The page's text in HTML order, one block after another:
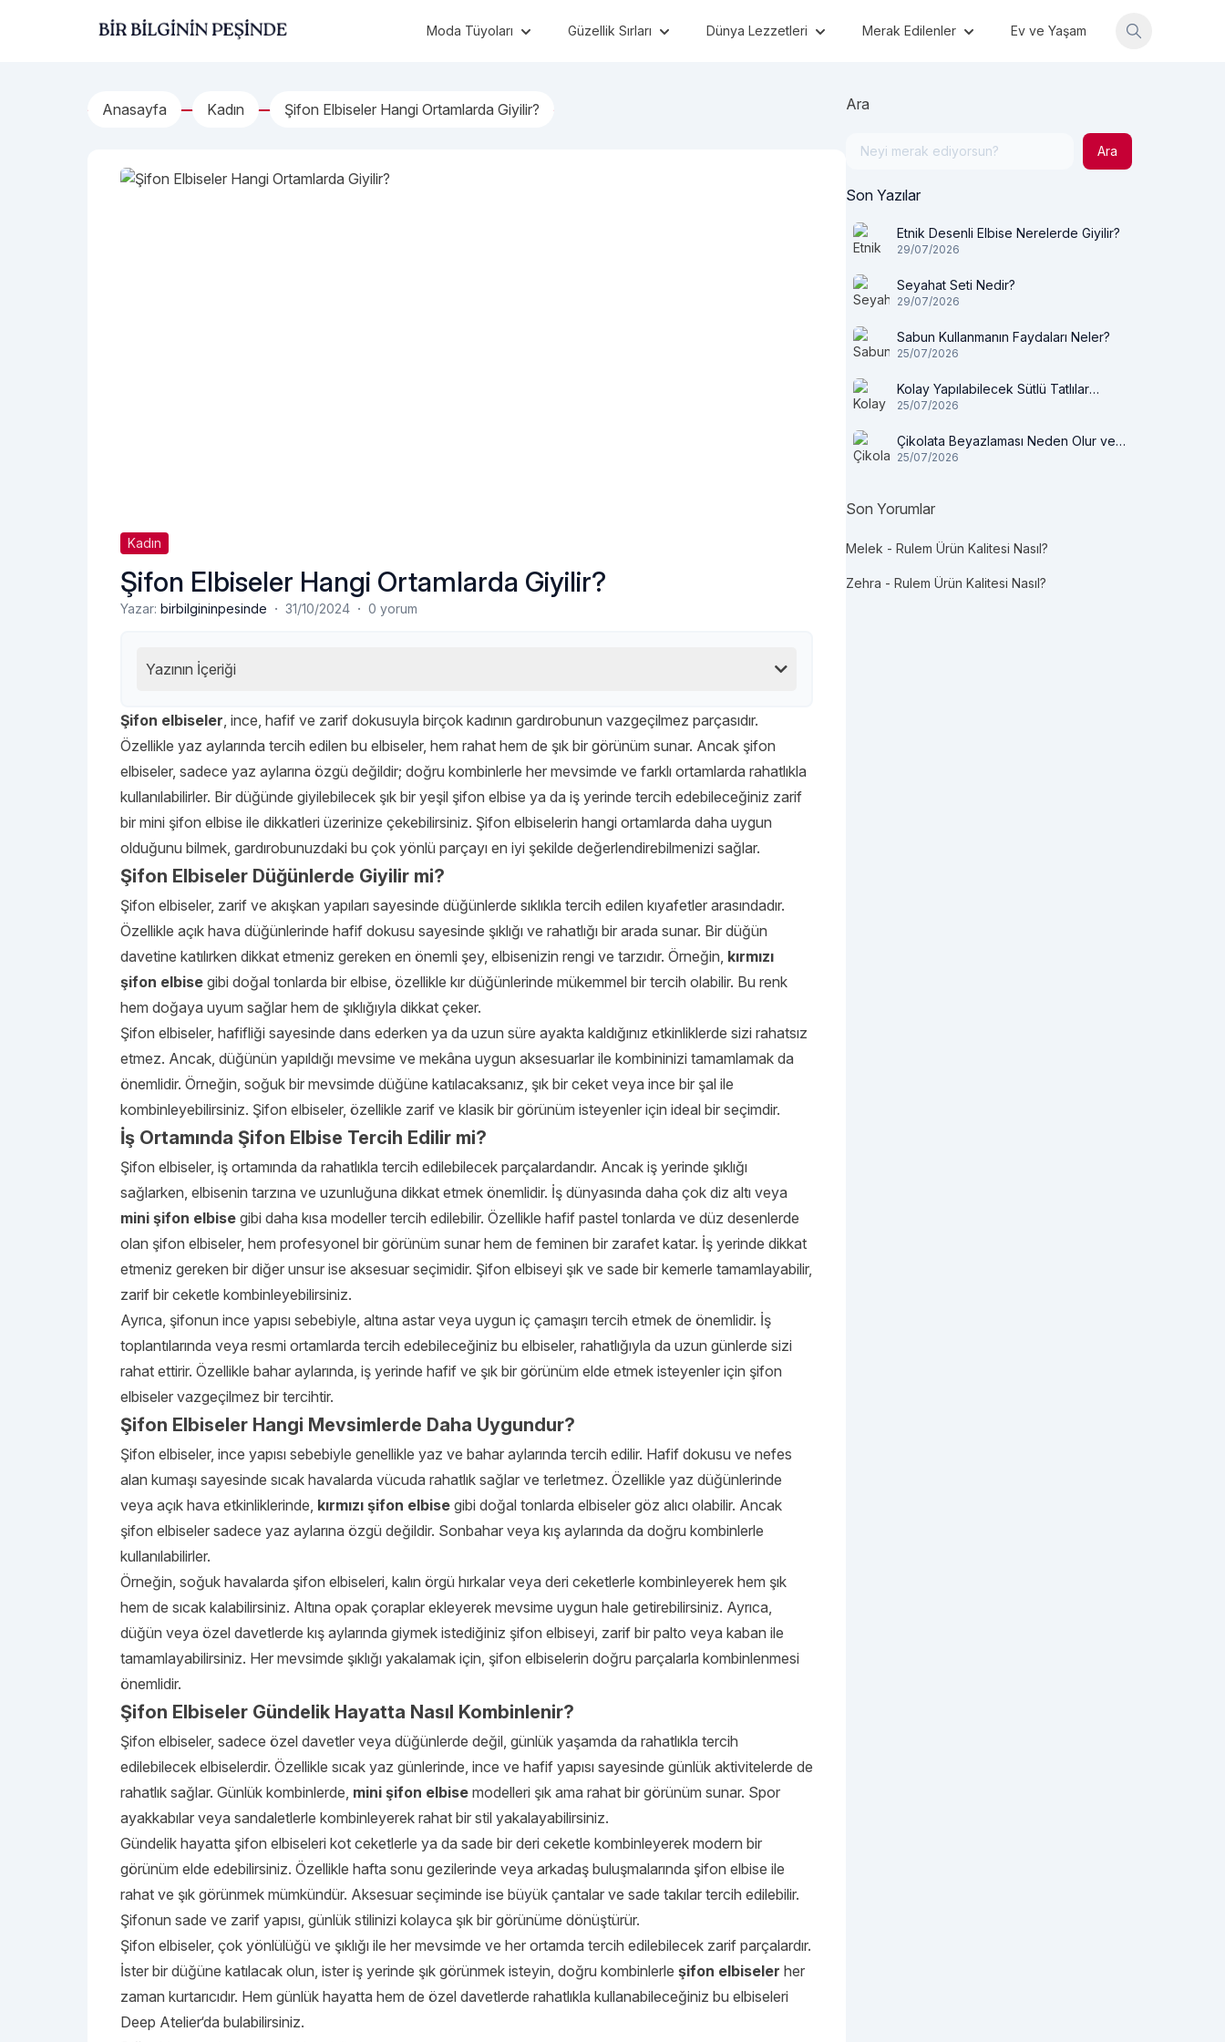
Bir Bilginin Peşinde! Moda Tüyoları Güzellik Sırları Dünya Lezzetleri Merak Edilenler Ev ve Yaşam
Anasayfa Kadın Şifon Elbiseler Hangi Ortamlarda Giyilir?
Kadın
Şifon Elbiseler Hangi Ortamlarda Giyilir?
Yazar: birbilgininpesinde · 31/10/2024 · 0 yorum
Yazının İçeriği
Şifon elbiseler, ince, hafif ve zarif dokusuyla birçok kadının gardırobunun vazgeçilmez parçasıdır.
Özellikle yaz aylarında tercih edilen bu elbiseler, hem rahat hem de şık bir görünüm sunar. Ancak şifon
elbiseler, sadece yaz aylarına özgü değildir; doğru kombinlerle her mevsimde ve farklı ortamlarda rahatlıkla
kullanılabilirler. Bir düğünde giyilebilecek şık bir yeşil şifon elbise ya da iş yerinde tercih edebileceğiniz zarif
bir mini şifon elbise ile dikkatleri üzerinize çekebilirsiniz. Şifon elbiselerin hangi ortamlarda daha uygun
olduğunu bilmek, gardırobunuzdaki bu çok yönlü parçayı en iyi şekilde değerlendirebilmenizi sağlar.
Şifon Elbiseler Düğünlerde Giyilir mi?
Şifon elbiseler, zarif ve akışkan yapıları sayesinde düğünlerde sıklıkla tercih edilen kıyafetler arasındadır.
Özellikle açık hava düğünlerinde hafif dokusu sayesinde şıklığı ve rahatlığı bir arada sunar. Bir düğün
davetine katılırken dikkat etmeniz gereken en önemli şey, elbisenizin rengi ve tarzıdır. Örneğin, kırmızı
şifon elbise gibi doğal tonlarda bir elbise, özellikle kır düğünlerinde mükemmel bir tercih olabilir. Bu renk
hem doğaya uyum sağlar hem de şıklığıyla dikkat çeker.
Şifon elbiseler, hafifliği sayesinde dans ederken ya da uzun süre ayakta kaldığınız etkinliklerde sizi rahatsız
etmez. Ancak, düğünün yapıldığı mevsime ve mekâna uygun aksesuarlar ile kombininizi tamamlamak da
önemlidir. Örneğin, soğuk bir mevsimde düğüne katılacaksanız, şık bir ceket veya ince bir şal ile
kombinleyebilirsiniz. Şifon elbiseler, özellikle zarif ve klasik bir görünüm isteyenler için ideal bir seçimdir.
İş Ortamında Şifon Elbise Tercih Edilir mi?
Şifon elbiseler, iş ortamında da rahatlıkla tercih edilebilecek parçalardandır. Ancak iş yerinde şıklığı
sağlarken, elbisenin tarzına ve uzunluğuna dikkat etmek önemlidir. İş dünyasında daha çok diz altı veya
mini şifon elbise gibi daha kısa modeller tercih edilebilir. Özellikle hafif pastel tonlarda ve düz desenlerde
olan şifon elbiseler, hem profesyonel bir görünüm sunar hem de feminen bir zarafet katar. İş yerinde dikkat
etmeniz gereken bir diğer unsur ise aksesuar seçimidir. Şifon elbiseyi şık ve sade bir kemerle tamamlayabilir,
zarif bir ceketle kombinleyebilirsiniz.
Ayrıca, şifonun ince yapısı sebebiyle, altına astar veya uygun iç çamaşırı tercih etmek de önemlidir. İş
toplantılarında veya resmi ortamlarda tercih edebileceğiniz bu elbiseler, rahatlığıyla da uzun günlerde sizi
rahat ettirir. Özellikle bahar aylarında, iş yerinde hafif ve şık bir görünüm elde etmek isteyenler için şifon
elbiseler vazgeçilmez bir tercihtir.
Şifon Elbiseler Hangi Mevsimlerde Daha Uygundur?
Şifon elbiseler, ince yapısı sebebiyle genellikle yaz ve bahar aylarında tercih edilir. Hafif dokusu ve nefes
alan kumaşı sayesinde sıcak havalarda vücuda rahatlık sağlar ve terletmez. Özellikle yaz düğünlerinde
veya açık hava etkinliklerinde, kırmızı şifon elbise gibi doğal tonlarda elbiseler göz alıcı olabilir. Ancak
şifon elbiseler sadece yaz aylarına özgü değildir. Sonbahar veya kış aylarında da doğru kombinlerle
kullanılabilirler.
Örneğin, soğuk havalarda şifon elbiseleri, kalın örgü hırkalar veya deri ceketlerle kombinleyerek hem şık
hem de sıcak kalabilirsiniz. Altına opak çoraplar ekleyerek mevsime uygun hale getirebilirsiniz. Ayrıca,
düğün veya özel davetlerde kış aylarında giymek istediğiniz şifon elbiseyi, zarif bir palto veya kaban ile
tamamlayabilirsiniz. Her mevsimde şıklığı yakalamak için, şifon elbiselerin doğru parçalarla kombinlenmesi
önemlidir.
Şifon Elbiseler Gündelik Hayatta Nasıl Kombinlenir?
Şifon elbiseler, sadece özel davetler veya düğünlerde değil, günlük yaşamda da rahatlıkla tercih
edilebilecek elbiselerdir. Özellikle sıcak yaz günlerinde, ince ve hafif yapısı sayesinde günlük aktivitelerde de
rahatlık sağlar. Günlük kombinlerde, mini şifon elbise modelleri şık ama rahat bir görünüm sunar. Spor
ayakkabılar veya sandaletlerle kombinleyerek rahat bir stil yakalayabilirsiniz.
Gündelik hayatta şifon elbiseleri kot ceketlerle ya da sade bir deri ceketle kombinleyerek modern bir
görünüm elde edebilirsiniz. Özellikle hafta sonu gezilerinde veya arkadaş buluşmalarında şifon elbise ile
rahat ve şık görünmek mümkündür. Aksesuar seçiminde ise büyük çantalar ve sade takılar tercih edilebilir.
Şifonun sade ve zarif yapısı, günlük stilinizi kolayca şık bir görünüme dönüştürür.
Şifon elbiseler, çok yönlülüğü ve şıklığı ile her mevsimde ve her ortamda tercih edilebilecek zarif parçalardır.
İster bir düğüne katılacak olun, ister iş yerinde şık görünmek isteyin, doğru kombinlerle şifon elbiseler her
zaman kurtarıcıdır. Hem günlük hayatta hem de özel davetlerde rahatlıkla kullanabileceğiniz bu elbiseleri
Deep Atelier‘da bulabilirsiniz.
Ara
Ara
Son Yazılar
Etnik Desenli Elbise Nerelerde Giyilir?
29/07/2026
Seyahat Seti Nedir?
29/07/2026
Sabun Kullanmanın Faydaları Neler?
25/07/2026
Kolay Yapılabilecek Sütlü Tatlılar
Nelerdir?
25/07/2026
Çikolata Beyazlaması Neden Olur ve
Tüketilir mi?
25/07/2026
Son Yorumlar
Melek - Rulem Ürün Kalitesi Nasıl?
Zehra - Rulem Ürün Kalitesi Nasıl?